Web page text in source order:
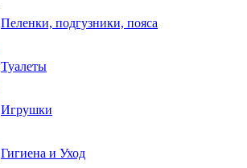
Пеленки, подгузники, пояса
Туалеты
Игрушки
Гигиена и Уход